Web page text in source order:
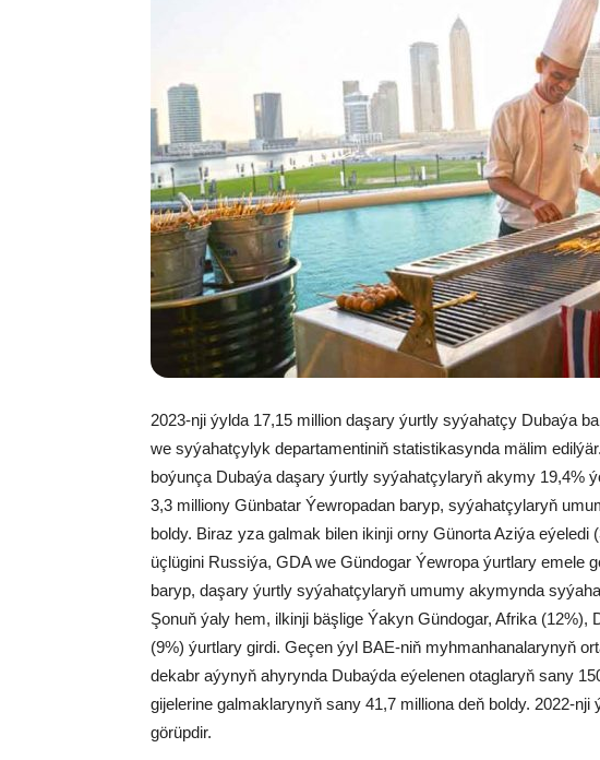
2023-nji ýylda 17,15 million daşary ýurtly syýahatçy Dubaýa
we syýahatçylyk departamentiniň statistikasynda mälim
boýunça Dubaýa daşary ýurtly syýahatçylaryň akymy 19,4%
3,3 milliony Günbatar Ýewropadan baryp, syýahatçylaryň
boldy. Biraz yza galmak bilen ikinji orny Günorta Aziýa eýeledi
üçlügini Russiýa, GDA we Gündogar Ýewropa ýurtlary emele
baryp, daşary ýurtly syýahatçylaryň umumy akymynda
Şonuň ýaly hem, ilkinji bäşlige Ýakyn Gündogar, Afrika
(9%) ýurtlary girdi. Geçen ýyl BAE-niň myhmanhanalarynyň
dekabr aýynyň ahyrynda Dubaýda eýelenen otaglaryň sany
gijelerine galmaklarynyň sany 41,7 milliona deň boldy. 2022-
görüpdir.